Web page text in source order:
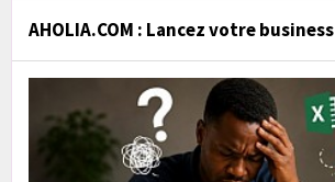
AHOLIA.COM : Lancez votre business